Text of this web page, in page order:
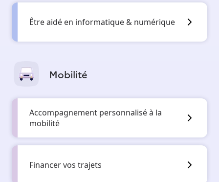
Être aidé en informatique & numérique
Mobilité
Accompagnement personnalisé à la
mobilité
Financer vos trajets